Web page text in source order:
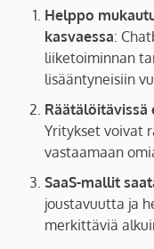
Helppo
kasvaessa:
liiketoiminnan
lisääntyneisiin
Yritykset voivat
vastaamaan
SaaS-mallit
joustavuutta ja
merkittäviä